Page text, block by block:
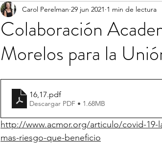
Colaboración
Morelos para la
Carol Perelman 29 jun 2021 1 min de lectura
16,17.pdf
Descargar PDF • 1.68MB
http://www.acmor.org/articulo/covid-19-
mas-riesgo-que-beneficio